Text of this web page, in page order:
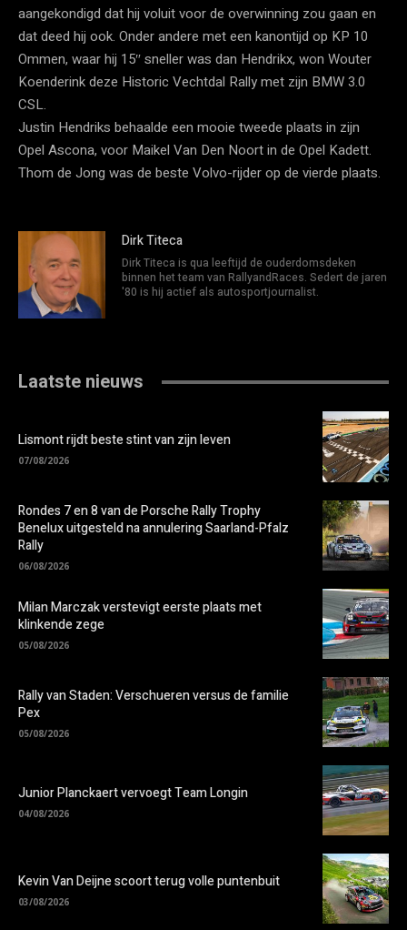
aangekondigd dat hij voluit voor de overwinning zou gaan en
dat deed hij ook. Onder andere met een kanontijd op KP 10
Ommen, waar hij 15″ sneller was dan Hendrikx, won Wouter
Koenderink deze Historic Vechtdal Rally met zijn BMW 3.0
CSL.
Justin Hendriks behaalde een mooie tweede plaats in zijn
Opel Ascona, voor Maikel Van Den Noort in de Opel Kadett.
Thom de Jong was de beste Volvo-rijder op de vierde plaats.
Dirk Titeca
Dirk Titeca is qua leeftijd de ouderdomsdeken
binnen het team van RallyandRaces. Sedert de jaren
'80 is hij actief als autosportjournalist.
Laatste nieuws
Lismont rijdt beste stint van zijn leven
07/08/2026
Rondes 7 en 8 van de Porsche Rally Trophy
Benelux uitgesteld na annulering Saarland-Pfalz
Rally
06/08/2026
Milan Marczak verstevigt eerste plaats met
klinkende zege
05/08/2026
Rally van Staden: Verschueren versus de familie
Pex
05/08/2026
Junior Planckaert vervoegt Team Longin
04/08/2026
Kevin Van Deijne scoort terug volle puntenbuit
03/08/2026